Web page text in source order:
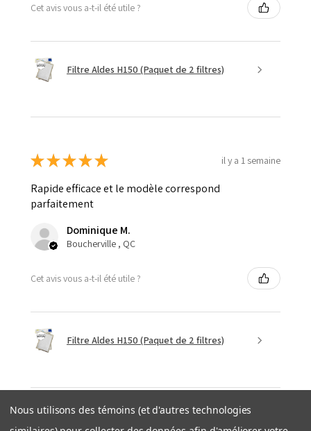
Cet avis vous a-t-il été utile ?
Filtre Aldes H150 (Paquet de 2 filtres)
★★★★★ il y a 1 semaine
Rapide efficace et le modèle correspond
parfaitement
Dominique M.
Boucherville , QC
Cet avis vous a-t-il été utile ?
Filtre Aldes H150 (Paquet de 2 filtres)
Nous utilisons des témoins (et d'autres technologies